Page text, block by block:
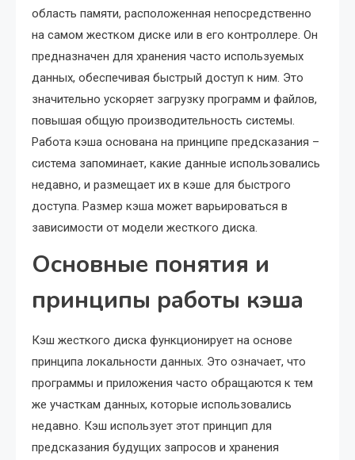
область памяти, расположенная непосредственно
на самом жестком диске или в его контроллере. Он
предназначен для хранения часто используемых
данных, обеспечивая быстрый доступ к ним. Это
значительно ускоряет загрузку программ и файлов,
повышая общую производительность системы.
Работа кэша основана на принципе предсказания –
система запоминает, какие данные использовались
недавно, и размещает их в кэше для быстрого
доступа. Размер кэша может варьироваться в
зависимости от модели жесткого диска.
Основные понятия и
принципы работы кэша
Кэш жесткого диска функционирует на основе
принципа локальности данных. Это означает, что
программы и приложения часто обращаются к тем
же участкам данных, которые использовались
недавно. Кэш использует этот принцип для
предсказания будущих запросов и хранения